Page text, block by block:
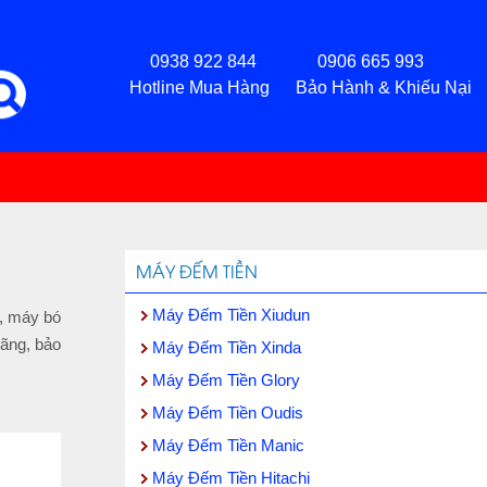
0938 922 844 0906 665 993
Hotline Mua Hàng Bảo Hành & Khiếu Nại
máy bó
bảo
MÁY ĐẾM TIỀN
Máy Đếm Tiền Xiudun
Máy Đếm Tiền Xinda
Máy Đếm Tiền Glory
Máy Đếm Tiền Oudis
Máy Đếm Tiền Manic
Máy Đếm Tiền Hitachi